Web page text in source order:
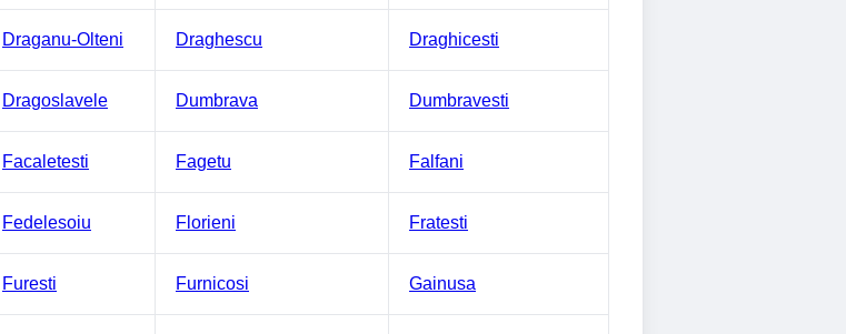
Draganu-Olteni Draghescu Draghicesti
Dragoslavele Dumbrava Dumbravesti
Facaletesti Fagetu Falfani
Fedelesoiu Florieni Fratesti
Furesti Furnicosi Gainusa